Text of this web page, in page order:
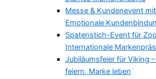
Messe & Kundenevent
Emotionale
Spatenstich-Event für
Internationale
Jubiläumsfeier für Viking
feiern, Marke leben